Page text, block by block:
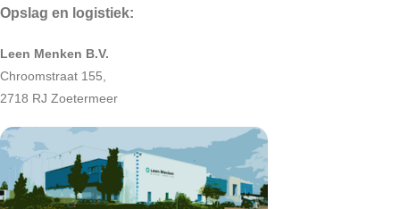
Opslag en logistiek:
Leen Menken B.V.
Chroomstraat 155,
2718 RJ Zoetermeer